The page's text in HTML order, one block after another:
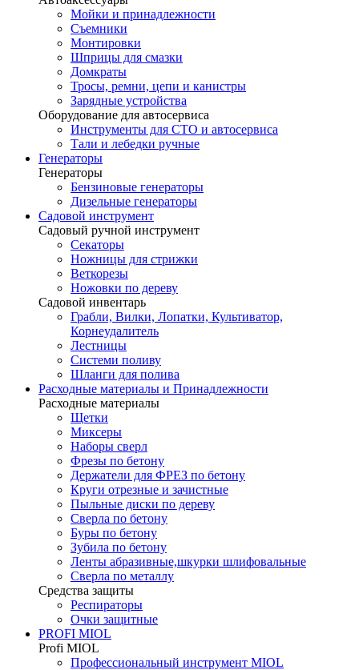
Мойки и принадлежности
Съемники
Монтировки
Шприцы для смазки
Домкраты
Тросы, ремни, цепи и канистры
Зарядные устройства
Оборудование для автосервиса
Инструменты для СТО и автосервиса
Тали и лебедки ручные
Генераторы
Генераторы
Бензиновые генераторы
Дизельные генераторы
Садовой инструмент
Садовый ручной инструмент
Секаторы
Ножницы для стрижки
Веткорезы
Ножовки по дереву
Садовой инвентарь
Грабли, Вилки, Лопатки, Культиватор,
Корнеудалитель
Лестницы
Системи поливу
Шланги для полива
Расходные материалы и Принадлежности
Расходные материалы
Щетки
Миксеры
Наборы сверл
Фрезы по бетону
Держатели для ФРЕЗ по бетону
Круги отрезные и зачистные
Пыльные диски по дереву
Сверла по бетону
Буры по бетону
Зубила по бетону
Ленты абразивные,шкурки шлифовальные
Сверла по металлу
Средства защиты
Респираторы
Очки защитные
PROFI MIOL
Profi MIOL
Профессиональный инструмент MIOL